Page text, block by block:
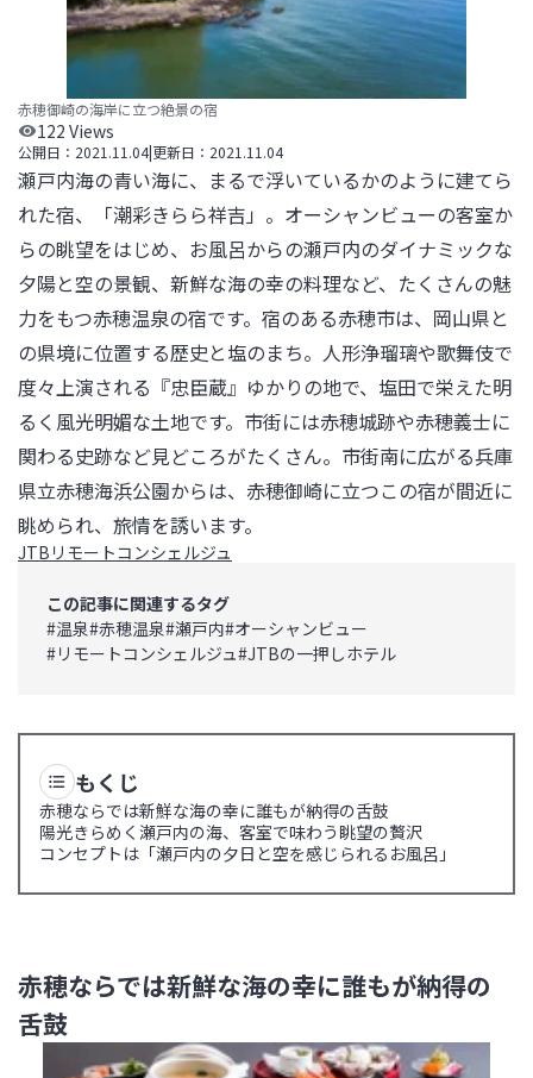
赤穂御崎の海岸に立つ絶景の宿
122 Views
公開日： 2021.11.04|更新日： 2021.11.04
瀬戸内海の青い海に、まるで浮いているかのように建てら
れた宿、「潮彩きらら祥吉」。オーシャンビューの客室か
らの眺望をはじめ、お風呂からの瀬戸内のダイナミックな
夕陽と空の景観、新鮮な海の幸の料理など、たくさんの魅
力をもつ赤穂温泉の宿です。宿のある赤穂市は、岡山県と
の県境に位置する歴史と塩のまち。人形浄瑠璃や歌舞伎で
度々上演される『忠臣蔵』ゆかりの地で、塩田で栄えた明
るく風光明媚な土地です。市街には赤穂城跡や赤穂義士に
関わる史跡など見どころがたくさん。市街南に広がる兵庫
県立赤穂海浜公園からは、赤穂御崎に立つこの宿が間近に
眺められ、旅情を誘います。
JTBリモートコンシェルジュ
この記事に関連するタグ
#温泉#赤穂温泉#瀬戸内#オーシャンビュー
#リモートコンシェルジュ#JTBの一押しホテル
もくじ
赤穂ならでは新鮮な海の幸に誰もが納得の舌鼓
陽光きらめく瀬戸内の海、客室で味わう眺望の贅沢
コンセプトは「瀬戸内の夕日と空を感じられるお風呂」
赤穂ならでは新鮮な海の幸に誰もが納得の
舌鼓